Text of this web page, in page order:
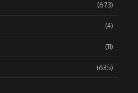
(673)
(4)
(11)
(635)